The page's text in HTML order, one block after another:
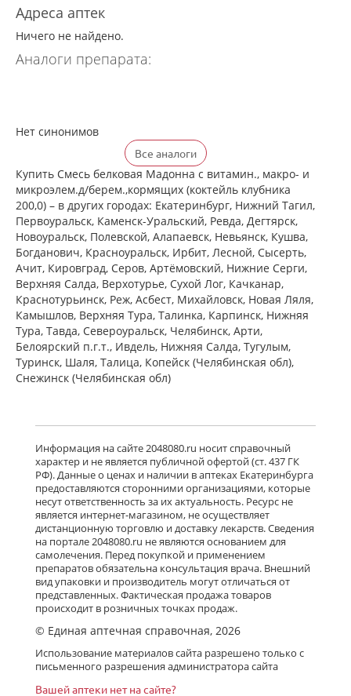
Адреса аптек
Ничего не найдено.
Аналоги препарата:
Нет синонимов
Все аналоги
Купить Смесь белковая Мадонна с витамин., макро- и
микроэлем.д/берем.,кормящих (коктейль клубника
200,0) – в других городах: Екатеринбург, Нижний Тагил,
Первоуральск, Каменск-Уральский, Ревда, Дегтярск,
Новоуральск, Полевской, Алапаевск, Невьянск, Кушва,
Богданович, Красноуральск, Ирбит, Лесной, Сысерть,
Ачит, Кировград, Серов, Артёмовский, Нижние Cерги,
Верхняя Салда, Верхотурье, Сухой Лог, Качканар,
Краснотурьинск, Реж, Асбест, Михайловск, Новая Ляля,
Камышлов, Верхняя Тура, Талинка, Карпинск, Нижняя
Тура, Тавда, Североуральск, Челябинск, Арти,
Белоярский п.г.т., Ивдель, Нижняя Салда, Тугулым,
Туринск, Шаля, Талица, Копейск (Челябинская обл),
Снежинск (Челябинская обл)
Информация на сайте 2048080.ru носит справочный
характер и не является публичной офертой (ст. 437 ГК
РФ). Данные о ценах и наличии в аптеках Екатеринбурга
предоставляются сторонними организациями, которые
несут ответственность за их актуальность. Ресурс не
является интернет-магазином, не осуществляет
дистанционную торговлю и доставку лекарств. Сведения
на портале 2048080.ru не являются основанием для
самолечения. Перед покупкой и применением
препаратов обязательна консультация врача. Внешний
вид упаковки и производитель могут отличаться от
представленных. Фактическая продажа товаров
происходит в розничных точках продаж.
© Единая аптечная справочная, 2026
Использование материалов сайта разрешено только с
письменного разрешения администратора сайта
Вашей аптеки нет на сайте?